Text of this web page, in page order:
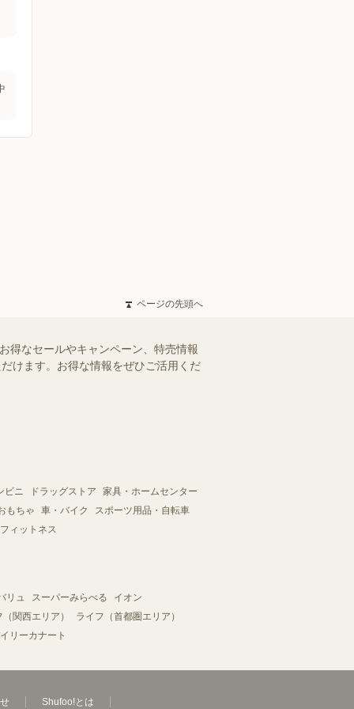
ページの先頭へ
得なセールやキャンペーン、特売情報
けます。お得な情報をぜひご活用くだ
ビニ ドラッグストア
家具・ホームセンター
もちゃ 車・バイク
スポーツ用品・自転車
ィットネス
リュ スーパーみらべる
イオン
関西エリア）
ライフ（首都圏エリア）
リーカナート
Shufoo!とは